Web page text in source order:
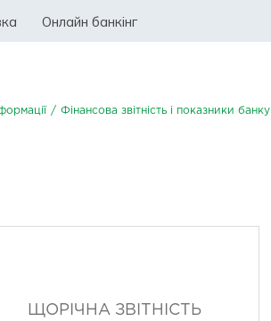
Онлайн банкінг
/ Фінансова звітність і показники банку
ЩОРІЧНА ЗВІТНІСТЬ